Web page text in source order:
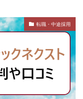
転職・中途採用